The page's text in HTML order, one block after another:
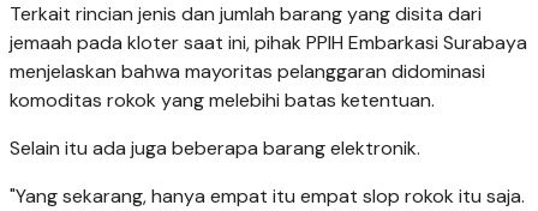
Terkait rincian jenis dan jumlah barang yang disita dari
jemaah pada kloter saat ini, pihak PPIH Embarkasi Surabaya
menjelaskan bahwa mayoritas pelanggaran didominasi
komoditas rokok yang melebihi batas ketentuan.
Selain itu ada juga beberapa barang elektronik.
"Yang sekarang, hanya empat itu empat slop rokok itu saja.